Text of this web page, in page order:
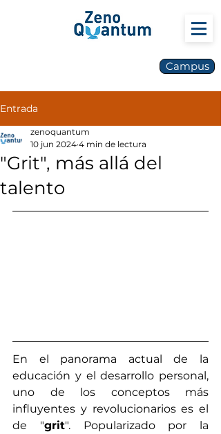
Campus
Entrada
"Grit", más allá del
talento
zenoquantum
10 jun 2024 4 min de lectura
En el panorama actual de la
educación y el desarrollo personal,
uno de los conceptos más
influyentes y revolucionarios es el
de "grit". Popularizado por la